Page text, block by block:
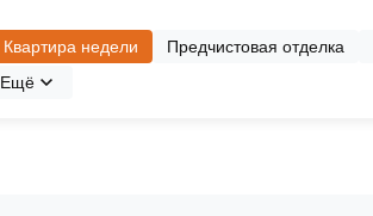
Квартира недели Предчистовая отделка
Ещё